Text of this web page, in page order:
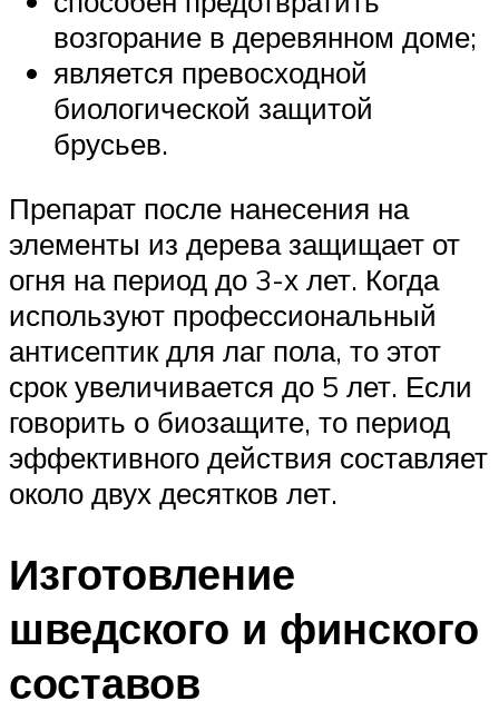
возгорание в деревянном доме;
является превосходной
биологической защитой
брусьев.
Препарат после нанесения на
элементы из дерева защищает от
огня на период до 3-х лет. Когда
используют профессиональный
антисептик для лаг пола, то этот
срок увеличивается до 5 лет. Если
говорить о биозащите, то период
эффективного действия составляет
около двух десятков лет.
Изготовление
шведского и финского
составов